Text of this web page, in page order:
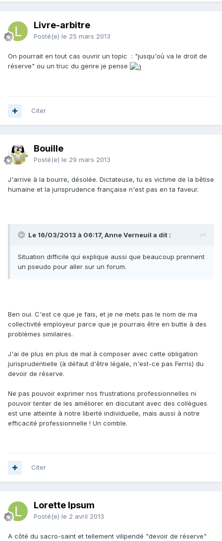
Livre-arbitre
Posté(e) le 25 mars 2013
On pourrait en tout cas ouvrir un topic : "jusqu'où va le droit de
réserve" ou un truc du genre je pense
Citer
Bouille
Posté(e) le 29 mars 2013
J'arrive à la bourre, désolée. Dictateuse, tu es victime de la bêtise
humaine et la jurisprudence française n'est pas en ta faveur.
Le 16/03/2013 à 06:17, Anne Verneuil a dit :
Situation difficile qui explique aussi que beaucoup prennent
un pseudo pour aller sur un forum.
Ben oui. C'est ce que je fais, et je ne mets pas le nom de ma
collectivité employeur parce que je pourrais être en butte à des
problèmes similaires.
J'ai de plus en plus de mal à composer avec cette obligation
jurisprudentielle (à défaut d'être légale, n'est-ce pas Ferris) du
devoir de réserve.
Ne pas pouvoir exprimer nos frustrations professionnelles ni
pouvoir tenter de les améliorer en discutant avec des collègues
est une atteinte à notre liberté individuelle, mais aussi à notre
efficacité professionnelle ! Un comble.
Citer
Lorette Ipsum
Posté(e) le 2 avril 2013
A côté du sacro-saint et tellement vilipendé "devoir de réserve"